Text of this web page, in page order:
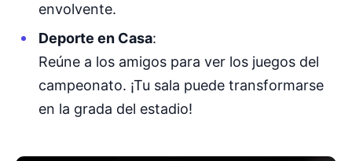
envolvente.
Deporte en Casa:
Reúne a los amigos para ver los juegos del
campeonato. ¡Tu sala puede transformarse
en la grada del estadio!